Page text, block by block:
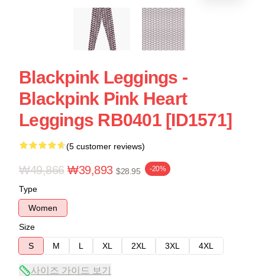
Blackpink Leggings -
Blackpink Pink Heart
Leggings RB0401 [ID1571]
(5 customer reviews)
₩49,866 ₩39,893 $28.95 -20%
Type
Women
Size
S
M L XL 2XL 3XL 4XL
사이즈 가이드 보기